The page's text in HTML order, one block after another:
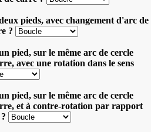
pieds, avec changement d'arc de
?
pied, sur le même arc de cercle
avec une rotation dans le sens
pied, sur le même arc de cercle
et à contre-rotation par rapport